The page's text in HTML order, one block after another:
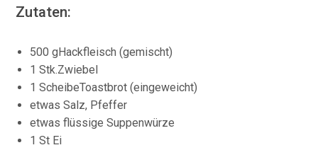
Zutaten:
500 gHackfleisch (gemischt)
1 Stk.Zwiebel
1 ScheibeToastbrot (eingeweicht)
etwas Salz, Pfeffer
etwas flüssige Suppenwürze
1 St Ei